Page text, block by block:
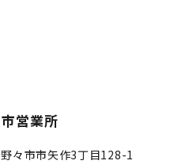
営業所
々市市矢作3丁目128-1